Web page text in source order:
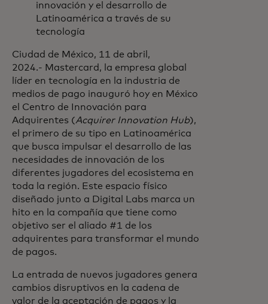
innovación y el desarrollo de
Latinoamérica a través de su
tecnología
Ciudad de México, 11 de abril,
2024.- Mastercard, la empresa global
líder en tecnología en la industria de
medios de pago inauguró hoy en México
el Centro de Innovación para
Adquirentes (Acquirer Innovation Hub),
el primero de su tipo en Latinoamérica
que busca impulsar el desarrollo de las
necesidades de innovación de los
diferentes jugadores del ecosistema en
toda la región. Este espacio físico
diseñado junto a Digital Labs marca un
hito en la compañía que tiene como
objetivo ser el aliado #1 de los
adquirentes para transformar el mundo
de pagos.
La entrada de nuevos jugadores genera
cambios disruptivos en la cadena de
valor de la aceptación de pagos y la